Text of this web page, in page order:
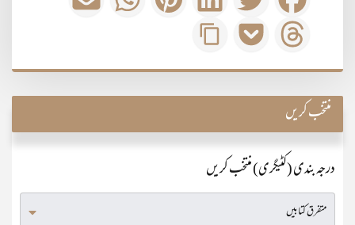
منتخب کریں
درجہ بندی (کٹیگری) منتخب کریں